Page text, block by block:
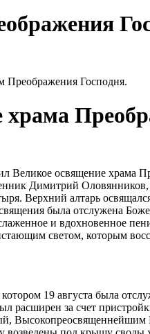
Преображения Господня.
Великое освящение храма
Димитрий Оловянников,
Верхний алтарь
была отслужена
и вдохновенное
светом, которым
19 августа была
за счет